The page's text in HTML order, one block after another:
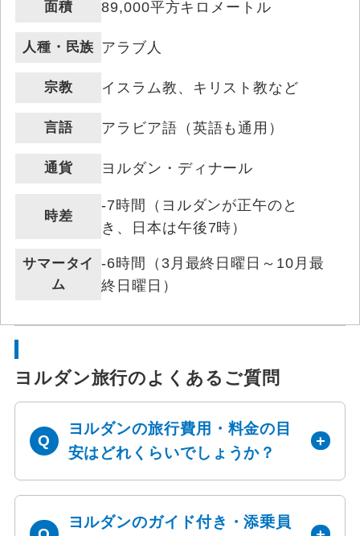
面積 89,000平方キロメートル
人種・民族 アラブ人
宗教 イスラム教、キリスト教など
言語 アラビア語（英語も通用）
通貨 ヨルダン・ディナール
時差
-7時間（ヨルダンが正午のと
き、日本は午後7時）
サマータイ
ム
-6時間（3月最終日曜日～10月最
終日曜日）
ヨルダン旅行のよくあるご質問
ヨルダンの旅行費用・料金の目
安はどれくらいでしょうか？
ヨルダンのガイド付き・添乗員